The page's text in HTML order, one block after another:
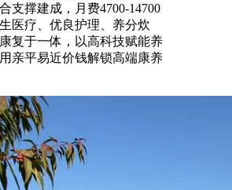
支撑建成，月费4700-14700
医疗、优良护理、养分炊
复于一体，以高科技赋能养
亲平易近价钱解锁高端康养